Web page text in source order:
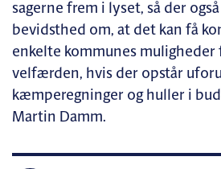
sagerne frem i lyset, så der
bevidsthed om, at det kan få
enkelte kommunes
velfærden, hvis der opstår
kæmperegninger og huller i
Martin Damm.